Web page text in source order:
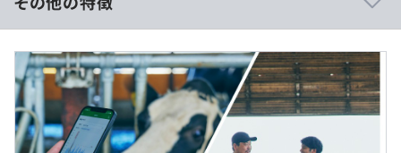
特徴です。
日々の開発では、モブプロやcofee chatなど、コミュニケ
ーションを非常に重視しています。
・『Farmnote Color』：牛の異常行動を通知するセンサ
■賃金形態：月給制
■想定年収
・700万円～1,200万円
・月給制